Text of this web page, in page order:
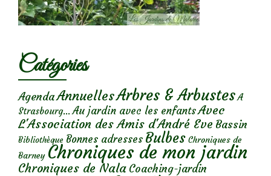
Catégories
AgendaAnnuellesArbres & Arbustes A
Strasbourg... Au jardin avec les enfantsAvec
L'Association des Amis d'André Eve Bassin
Bibliothèque Bonnes adresses Bulbes Chroniques de
Barney Chroniques de mon jardin
Chroniques de Nala Coaching-jardin